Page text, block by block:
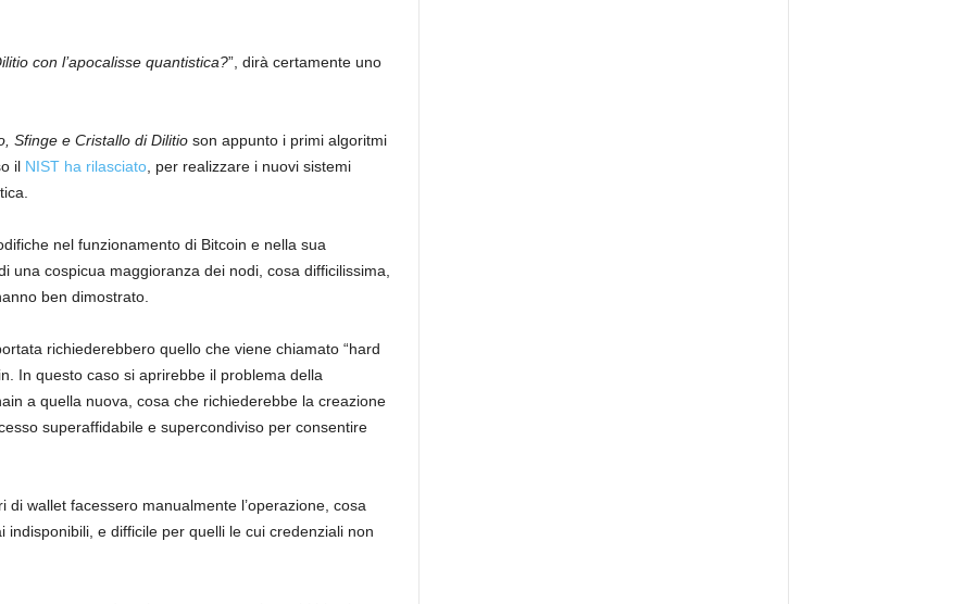
con l’apocalisse quantistica?”, dirà certamente uno
Sfinge e Cristallo di Dilitioson appunto i primi algoritmi
il NIST ha rilasciato, per realizzare i nuovi sistemi
nel funzionamento di Bitcoin e nella sua
una cospicua maggioranza dei nodi, cosa difficilissima,
ben dimostrato.
richiederebbero quello che viene chiamato “hard
In questo caso si aprirebbe il problema della
a quella nuova, cosa che richiederebbe la creazione
superaffidabile e supercondiviso per consentire
wallet facessero manualmente l’operazione, cosa
e difficile per quelli le cui credenziali non